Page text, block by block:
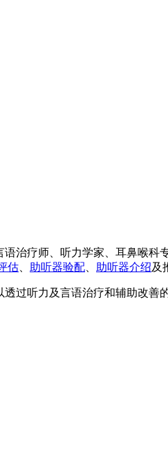
治疗师、听力学家、耳鼻喉
估 助听器验配 助听器介绍及
过听力及言语治疗和辅助改